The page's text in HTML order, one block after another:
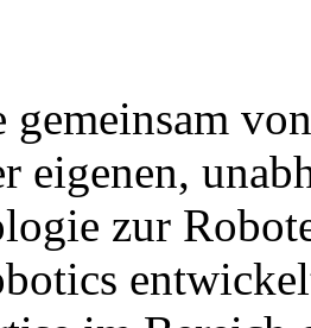
gemeinsam
eigenen,
zur